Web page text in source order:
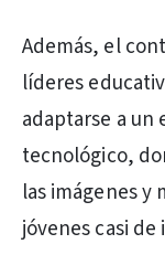
Además, el
líderes
adaptarse a
tecnológico,
las imágenes y
jóvenes casi